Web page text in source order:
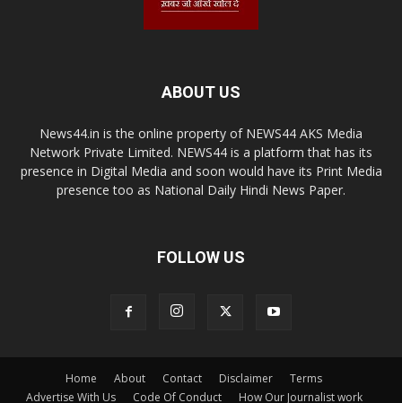
ABOUT US
News44.in is the online property of NEWS44 AKS Media
Network Private Limited. NEWS44 is a platform that has its
presence in Digital Media and soon would have its Print Media
presence too as National Daily Hindi News Paper.
FOLLOW US
Home About Contact Disclaimer
Terms
Advertise With Us
Code Of Conduct How Our Journalist work